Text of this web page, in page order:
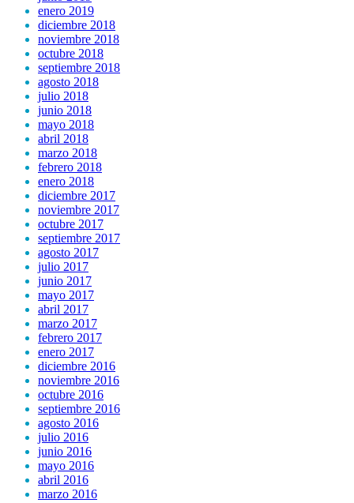
enero 2019
diciembre 2018
noviembre 2018
octubre 2018
septiembre 2018
agosto 2018
julio 2018
junio 2018
mayo 2018
abril 2018
marzo 2018
febrero 2018
enero 2018
diciembre 2017
noviembre 2017
octubre 2017
septiembre 2017
agosto 2017
julio 2017
junio 2017
mayo 2017
abril 2017
marzo 2017
febrero 2017
enero 2017
diciembre 2016
noviembre 2016
octubre 2016
septiembre 2016
agosto 2016
julio 2016
junio 2016
mayo 2016
abril 2016
marzo 2016